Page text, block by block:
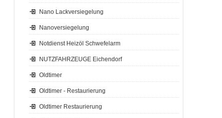
Nano Lackversiegelung
Nanoversiegelung
Notdienst Heizöl Schwefelarm
NUTZFAHRZEUGE Eichendorf
Oldtimer
Oldtimer - Restaurierung
Oldtimer Restaurierung